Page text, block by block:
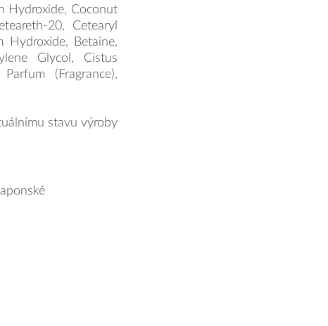
Hydroxide, Coconut
20, Cetearyl
Hydroxide, Betaine,
Glycol, Cistus
(Fragrance),
stavu výroby